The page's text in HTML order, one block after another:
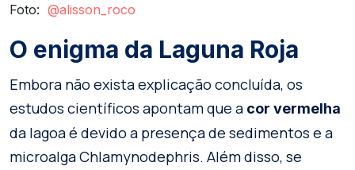
Foto: @alisson_roco
O enigma da Laguna Roja
Embora não exista explicação concluída, os
estudos científicos apontam que a cor vermelha
da lagoa é devido a presença de sedimentos e a
microalga Chlamynodephris. Além disso, se